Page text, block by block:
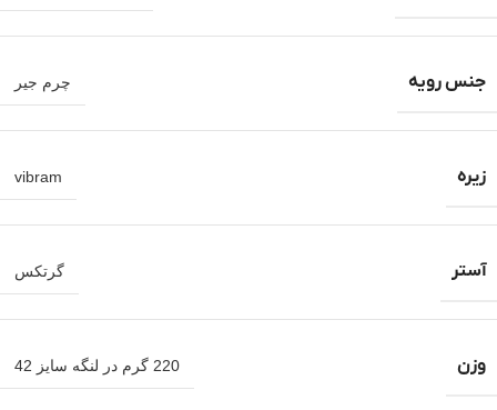
جنس رویه چرم جیر
زیره vibram
آستر گرتکس
وزن 220 گرم در لنگه سایز 42